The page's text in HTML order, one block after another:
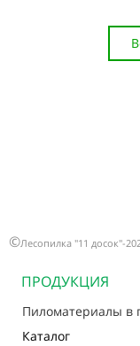
©Лесопилка "11 досок"-
ПРОДУКЦИЯ
Пиломатериалы в
Каталог